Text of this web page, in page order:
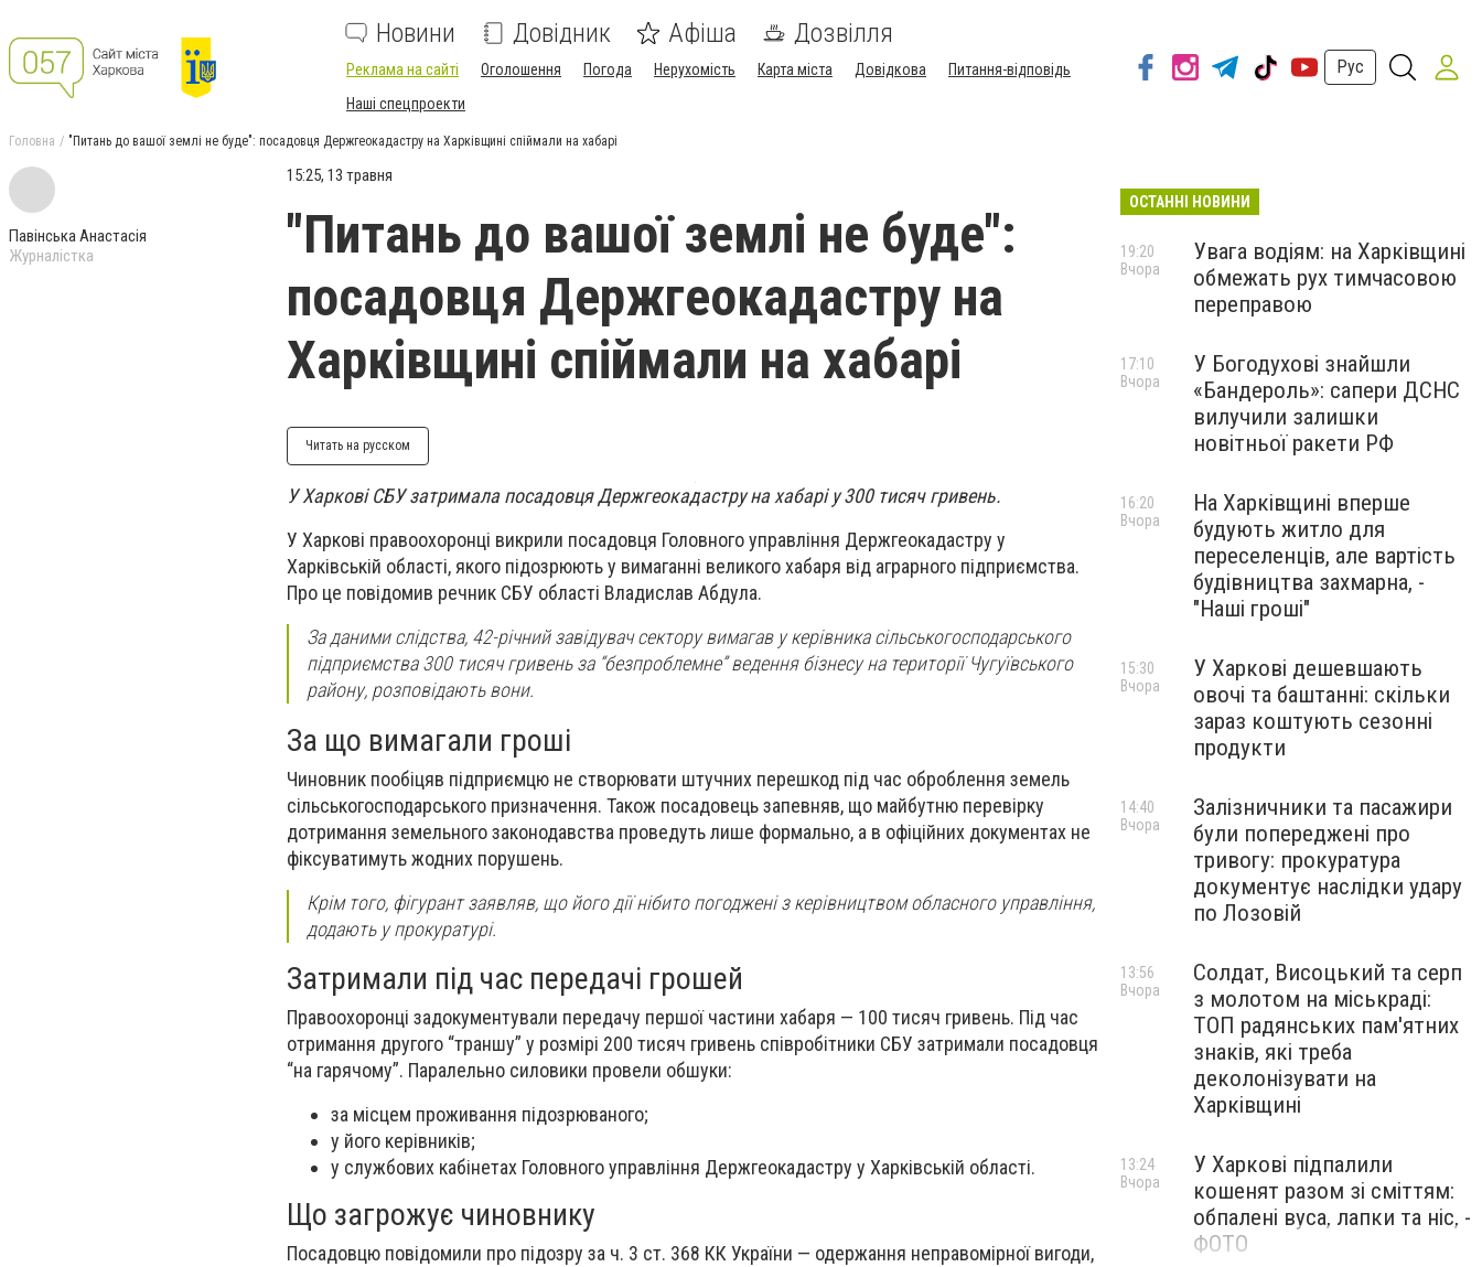
Новини Довідник Афіша Дозвілля
Реклама на сайті Оголошення Погода Нерухомість Карта міста Довідкова
Питання-відповідь
Наші спецпроекти
Рус
Головна "Питань до вашої землі не буде": посадовця Держгеокадастру на Харківщині спіймали на хабарі
Павінська Анастасія
Журналістка
15:25, 13 травня
"Питань до вашої землі не буде":
посадовця Держгеокадастру на
Харківщині спіймали на хабарі
Читать на русском
У Харкові СБУ затримала посадовця Держгеокадастру на хабарі у 300 тисяч гривень.
У Харкові правоохоронці викрили посадовця Головного управління Держгеокадастру у
Харківській області, якого підозрюють у вимаганні великого хабаря від аграрного підприємства.
Про це повідомив речник СБУ області Владислав Абдула.
За даними слідства, 42-річний завідувач сектору вимагав у керівника сільськогосподарського
підприємства 300 тисяч гривень за “безпроблемне” ведення бізнесу на території Чугуївського
району, розповідають вони.
За що вимагали гроші
Чиновник пообіцяв підприємцю не створювати штучних перешкод під час оброблення земель
сільськогосподарського призначення. Також посадовець запевняв, що майбутню перевірку
дотримання земельного законодавства проведуть лише формально, а в офіційних документах не
фіксуватимуть жодних порушень.
Крім того, фігурант заявляв, що його дії нібито погоджені з керівництвом обласного управління,
додають у прокуратурі.
Затримали під час передачі грошей
Правоохоронці задокументували передачу першої частини хабаря — 100 тисяч гривень. Під час
отримання другого “траншу” у розмірі 200 тисяч гривень співробітники СБУ затримали посадовця
“на гарячому”. Паралельно силовики провели обшуки:
за місцем проживання підозрюваного;
у його керівників;
у службових кабінетах Головного управління Держгеокадастру у Харківській області.
Що загрожує чиновнику
Посадовцю повідомили про підозру за ч. 3 ст. 368 КК України — одержання неправомірної вигоди,
ОСТАННІ НОВИНИ
Увага водіям: на Харківщині
обмежать рух тимчасовою
переправою
19:20
Вчора
У Богодухові знайшли
«Бандероль»: сапери ДСНС
вилучили залишки
новітньої ракети РФ
17:10
Вчора
На Харківщині вперше
будують житло для
переселенців, але вартість
будівництва захмарна, -
"Наші гроші"
16:20
Вчора
У Харкові дешевшають
овочі та баштанні: скільки
зараз коштують сезонні
продукти
15:30
Вчора
Залізничники та пасажири
були попереджені про
тривогу: прокуратура
документує наслідки удару
по Лозовій
14:40
Вчора
Солдат, Висоцький та серп
з молотом на міськраді:
ТОП радянських пам'ятних
знаків, які треба
деколонізувати на
Харківщині
13:56
Вчора
У Харкові підпалили
кошенят разом зі сміттям:
обпалені вуса, лапки та ніс, -
ФОТО
13:24
Вчора